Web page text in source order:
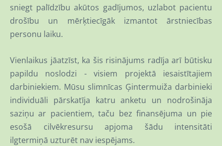
sniegt palīdzību akūtos gadījumos, uzlabot pacientu
drošību un mērķtiecīgāk izmantot ārstniecības
personu laiku.
Vienlaikus jāatzīst, ka šis risinājums radīja arī būtisku
papildu noslodzi - visiem projektā iesaistītajiem
darbiniekiem. Mūsu slimnīcas Ģintermuiža darbinieki
individuāli pārskatīja katru anketu un nodrošināja
saziņu ar pacientiem, taču bez finansējuma un pie
esošā cilvēkresursu apjoma šādu intensitāti
ilgtermiņā uzturēt nav iespējams.